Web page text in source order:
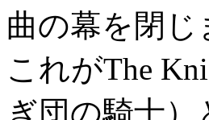
曲の幕を閉
これがThe
ぎ団の騎士